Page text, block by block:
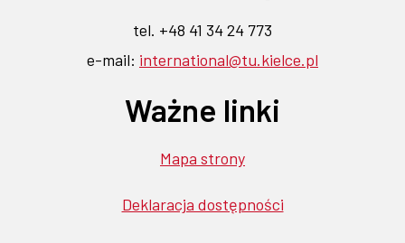
tel. +48 41 34 24 773
e-mail: international@tu.kielce.pl
Ważne linki
Mapa strony
Deklaracja dostępności